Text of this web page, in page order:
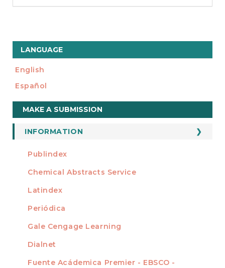
LANGUAGE
English
Español
Make
a
Submission
MAKE A SUBMISSION
INFORMATION
For Readers
For Librarians
INDEXADA EN
Publindex
Chemical Abstracts Service
Latindex
Periódica
Gale Cengage Learning
Dialnet
Fuente Acádemica Premier - EBSCO -